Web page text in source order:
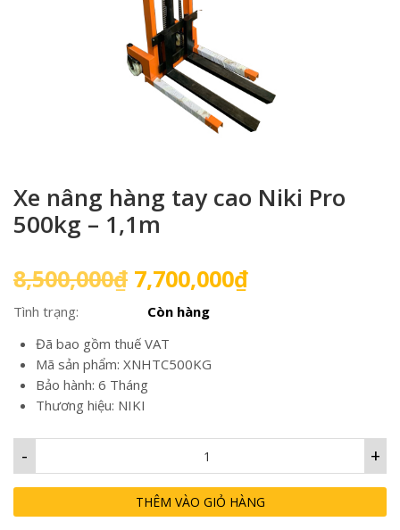
Xe nâng hàng tay cao Niki Pro
500kg – 1,1m
8,500,000₫ Giá
gốc
là:
8,500,000₫.
7,700,000₫Giá
Tình trạng:
Còn hàng
Đã bao gồm thuế VAT
Mã sản phẩm: XNHTC500KG
Bảo hành: 6 Tháng
Thương hiệu: NIKI
+
-
THÊM VÀO GIỎ HÀNG